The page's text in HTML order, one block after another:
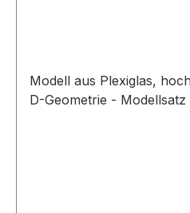
Modell aus Plexiglas,
D-Geometrie - Modellsatz